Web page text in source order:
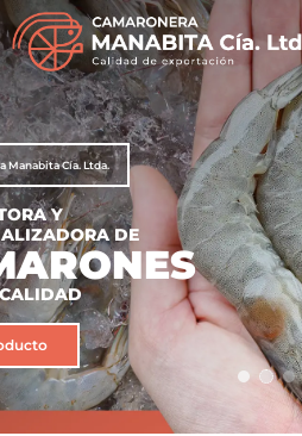
Camarones de calidad de exportación
CRIAMOS, COSECHAMOS
Y COMERCIALIZAMOS
CAMARONES
PENAEUS VANNAMEI
Conocer Camaronera